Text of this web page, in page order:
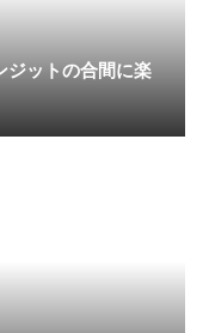
ジットの合間に楽